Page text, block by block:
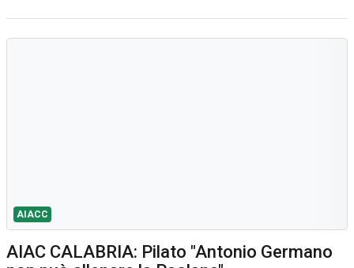
AIACC
AIAC CALABRIA: Pilato "Antonio Germano